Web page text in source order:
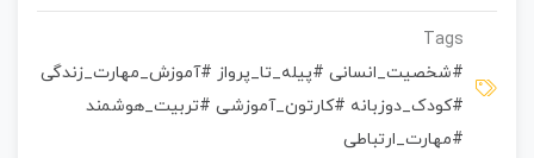
ا
ی
ا
#شخصیت_انسانی #پیله_تا_پرواز #آموزش_مهارت_زندگی
#کودک_دوزبانه #کارتون_آموزشی #تربیت_هوشمند
#مهارت_ارتباطی